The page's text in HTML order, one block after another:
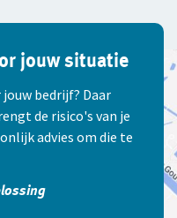
jouw situatie
bedrijf? Daar
de risico's van je
advies om die te